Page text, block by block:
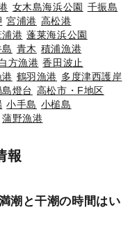
女木島海浜公園 千振島
宮浦港 高松港
浦港 蓬莱海浜公園
青木 積浦漁港
方漁港 香田波止
港 鶴羽漁港 多度津西護岸
島燈台 高松市・F地区
小手島 小槌島
蒲野漁港
報
潮と干潮の時間はい